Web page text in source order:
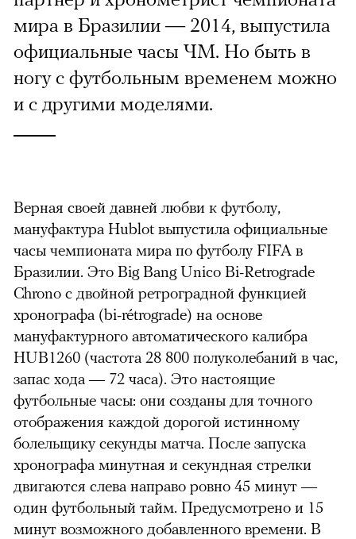
мира в Бразилии — 2014, выпустила
официальные часы ЧМ. Но быть в
ногу с футбольным временем можно
и с другими моделями.
Верная своей давней любви к футболу,
мануфактура Hublot выпустила официальные
часы чемпионата мира по футболу FIFA в
Бразилии. Это Big Bang Unico Bi-Retrograde
Chrono с двойной ретроградной функцией
хронографа (bi-rétrograde) на основе
мануфактурного автоматического калибра
HUB1260 (частота 28 800 полуколебаний в час,
запас хода — 72 часа). Это настоящие
футбольные часы: они созданы для точного
отображения каждой дорогой истинному
болельщику секунды матча. После запуска
хронографа минутная и секундная стрелки
двигаются слева направо ровно 45 минут —
один футбольный тайм. Предусмотрено и 15
минут возможного добавленного времени. В